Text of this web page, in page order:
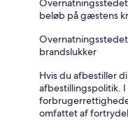
beløb på gæstens
brandslukker
Hvis du afbestiller
afbestillingspolitik. I
omfattet af